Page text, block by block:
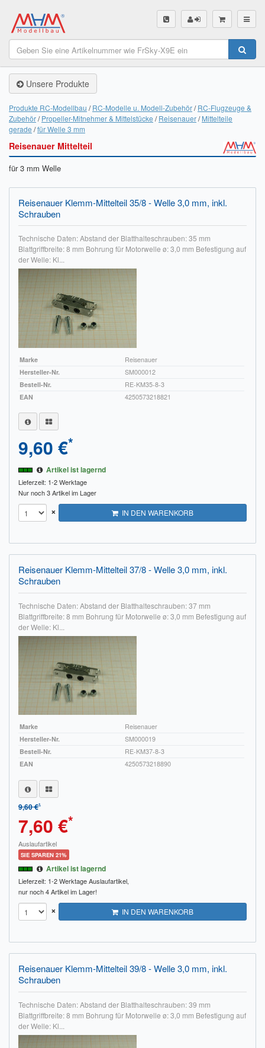
SHOP
Unsere Produkte
Servo Finder
BL-Motor Finder
Schiffsschrauben Finder
Räder Finder
Luftschrauben Finder
Sendungsverfolgung DHL
Sendungsverfolgung DPD
Verfügbarkeitsanzeige
Zahlung und Versand
Widerrufsrecht
Widerrufsbelehrung für den Verkauf von Waren / Muster-
Widerrufsformular
Widerrufsbelehrung für digitale Waren / Muster-
Widerrufsformular
AGB und Kundeninformationen
Datenschutzerklärung
Hinweise zur Batterieentsorgung
Geschäftszeiten
FAQ
Was wir bieten
Unsere Philosophie
KONTAKT
MEIN KONTO
Unsere Produkte
Produkte RC-Modellbau RC-Modelle u. Modell-Zubehör RC-Flugzeuge &
Zubehör Propeller-Mitnehmer & Mittelstücke Reisenauer Mittelteile
gerade für Welle 3 mm
Reisenauer Mittelteil
für 3 mm Welle
Reisenauer Klemm-Mittelteil 35/8 - Welle 3,0 mm, inkl.
Schrauben
Technische Daten: Abstand der Blatthalteschrauben: 35 mm
Blattgriffbreite: 8 mm Bohrung für Motorwelle ø: 3,0 mm Befestigung auf
der Welle: Kl...
Marke
Reisenauer
Hersteller-Nr.
SM000012
Bestell-Nr.
RE-KM35-8-3
EAN
4250573218821
9,60 €*
Artikel ist lagernd
Lieferzeit: 1-2 Werktage
Nur noch 3 Artikel im Lager
× IN DEN WARENKORB
Reisenauer Klemm-Mittelteil 37/8 - Welle 3,0 mm, inkl.
Schrauben
Technische Daten: Abstand der Blatthalteschrauben: 37 mm
Blattgriffbreite: 8 mm Bohrung für Motorwelle ø: 3,0 mm Befestigung auf
der Welle: Kl...
Marke
Reisenauer
Hersteller-Nr.
SM000019
Bestell-Nr.
RE-KM37-8-3
EAN
4250573218890
9,60 €*
7,60 €*
Auslaufartikel
SIE SPAREN 21%
Artikel ist lagernd
Lieferzeit: 1-2 WerktageAuslaufartikel,
nur noch 4 Artikel im Lager!
× IN DEN WARENKORB
Reisenauer Klemm-Mittelteil 39/8 - Welle 3,0 mm, inkl.
Schrauben
Technische Daten: Abstand der Blatthalteschrauben: 39 mm
Blattgriffbreite: 8 mm Bohrung für Motorwelle ø: 3,0 mm Befestigung auf
der Welle: Kl...